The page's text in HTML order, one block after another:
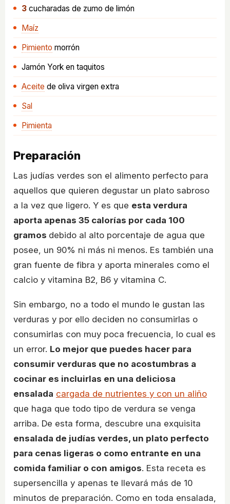
3 cucharadas de zumo de limón
Maíz
Pimiento morrón
Jamón York en taquitos
Aceite de oliva virgen extra
Sal
Pimienta
Preparación
Las judías verdes son el alimento perfecto para
aquellos que quieren degustar un plato sabroso
a la vez que ligero. Y es que esta verdura
aporta apenas 35 calorías por cada 100
gramos debido al alto porcentaje de agua que
posee, un 90% ni más ni menos. Es también una
gran fuente de fibra y aporta minerales como el
calcio y vitamina B2, B6 y vitamina C.
Sin embargo, no a todo el mundo le gustan las
verduras y por ello deciden no consumirlas o
consumirlas con muy poca frecuencia, lo cual es
un error. Lo mejor que puedes hacer para
consumir verduras que no acostumbras a
cocinar es incluirlas en una deliciosa
ensalada cargada de nutrientes y con un aliño
que haga que todo tipo de verdura se venga
arriba. De esta forma, descubre una exquisita
ensalada de judías verdes, un plato perfecto
para cenas ligeras o como entrante en una
comida familiar o con amigos. Esta receta es
supersencilla y apenas te llevará más de 10
minutos de preparación. Como en toda ensalada,